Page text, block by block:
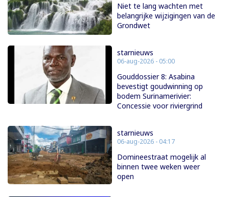
Niet te lang wachten met
belangrijke wijzigingen van de
Grondwet
starnieuws
06-aug-2026 - 05:00
Gouddossier 8: Asabina
bevestigt goudwinning op
bodem Surinamerivier:
Concessie voor riviergrind
starnieuws
06-aug-2026 - 04:17
Domineestraat mogelijk al
binnen twee weken weer
open